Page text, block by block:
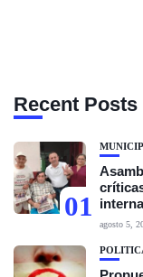
Recent Posts
01 interna
agosto 5,